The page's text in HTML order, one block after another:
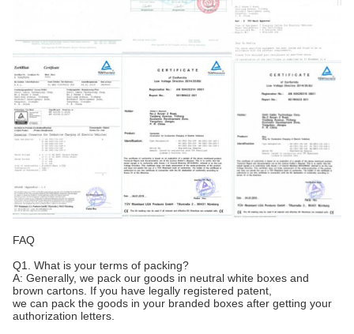
FAQ
Q1. What is your terms of packing?
A: Generally, we pack our goods in neutral white boxes and
brown cartons. If you have legally registered patent,
we can pack the goods in your branded boxes after getting your
authorization letters.